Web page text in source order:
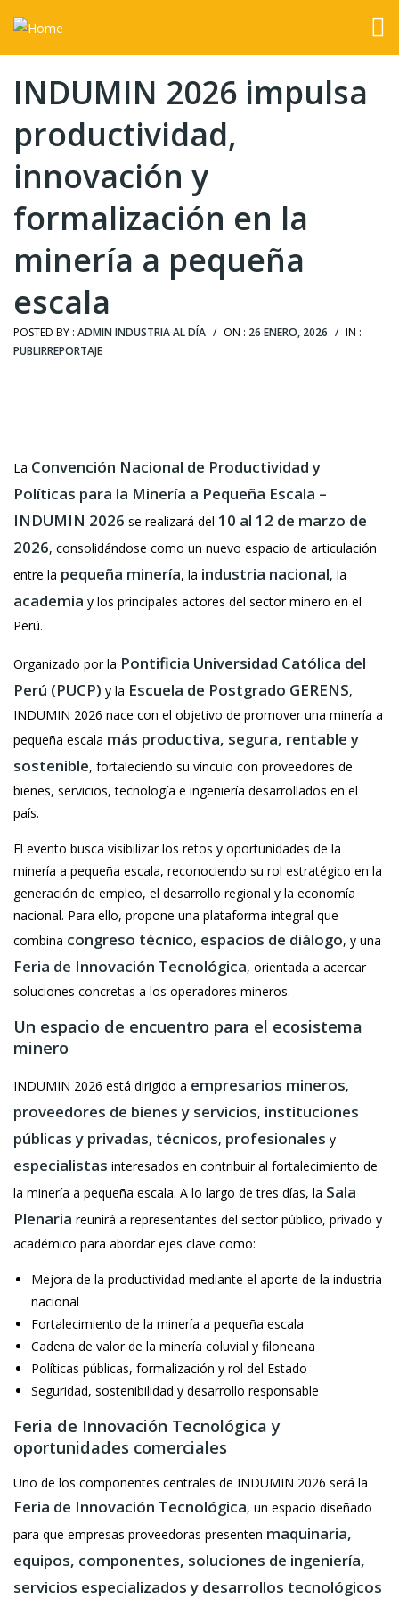
INDUMIN 2026 impulsa
productividad,
innovación y
formalización en la
minería a pequeña
escala
POSTED BY : ADMIN INDUSTRIA AL DÍA / ON : 26 ENERO, 2026 / IN :
PUBLIRREPORTAJE
La Convención Nacional de Productividad y
Políticas para la Minería a Pequeña Escala –
INDUMIN 2026 se realizará del 10 al 12 de marzo de
2026, consolidándose como un nuevo espacio de articulación
entre la pequeña minería, la industria nacional, la
academia y los principales actores del sector minero en el
Perú.
Organizado por la Pontificia Universidad Católica del
Perú (PUCP) y la Escuela de Postgrado GERENS,
INDUMIN 2026 nace con el objetivo de promover una minería a
pequeña escala más productiva, segura, rentable y
sostenible, fortaleciendo su vínculo con proveedores de
bienes, servicios, tecnología e ingeniería desarrollados en el
país.
El evento busca visibilizar los retos y oportunidades de la
minería a pequeña escala, reconociendo su rol estratégico en la
generación de empleo, el desarrollo regional y la economía
nacional. Para ello, propone una plataforma integral que
combina congreso técnico, espacios de diálogo, y una
Feria de Innovación Tecnológica, orientada a acercar
soluciones concretas a los operadores mineros.
Un espacio de encuentro para el ecosistema
minero
INDUMIN 2026 está dirigido a empresarios mineros,
proveedores de bienes y servicios, instituciones
públicas y privadas, técnicos, profesionales y
especialistas interesados en contribuir al fortalecimiento de
la minería a pequeña escala. A lo largo de tres días, la Sala
Plenaria reunirá a representantes del sector público, privado y
académico para abordar ejes clave como:
Mejora de la productividad mediante el aporte de la industria
nacional
Fortalecimiento de la minería a pequeña escala
Cadena de valor de la minería coluvial y filoneana
Políticas públicas, formalización y rol del Estado
Seguridad, sostenibilidad y desarrollo responsable
Feria de Innovación Tecnológica y
oportunidades comerciales
Uno de los componentes centrales de INDUMIN 2026 será la
Feria de Innovación Tecnológica, un espacio diseñado
para que empresas proveedoras presenten maquinaria,
equipos, componentes, soluciones de ingeniería,
servicios especializados y desarrollos tecnológicos